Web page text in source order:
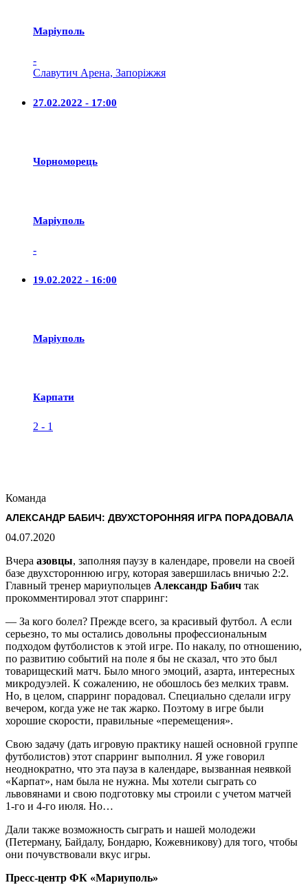
Маріуполь
-
Славутич Арена, Запоріжжя
27.02.2022 - 17:00
Чорноморець
Маріуполь
-
19.02.2022 - 16:00
Маріуполь
Карпати
2 - 1
Команда
АЛЕКСАНДР БАБИЧ: ДВУХСТОРОННЯЯ ИГРА ПОРАДОВАЛА
04.07.2020
Вчера азовцы, заполняя паузу в календаре, провели на своей
базе двухстороннюю игру, которая завершилась вничью 2:2.
Главный тренер мариупольцев Александр Бабич так
прокомментировал этот спарринг:
— За кого болел? Прежде всего, за красивый футбол. А если
серьезно, то мы остались довольны профессиональным
подходом футболистов к этой игре. По накалу, по отношению,
по развитию событий на поле я бы не сказал, что это был
товарищеский матч. Было много эмоций, азарта, интересных
микродуэлей. К сожалению, не обошлось без мелких травм.
Но, в целом, спарринг порадовал. Специально сделали игру
вечером, когда уже не так жарко. Поэтому в игре были
хорошие скорости, правильные «перемещения».
Свою задачу (дать игровую практику нашей основной группе
футболистов) этот спарринг выполнил. Я уже говорил
неоднократно, что эта пауза в календаре, вызванная неявкой
«Карпат», нам была не нужна. Мы хотели сыграть со
львовянами и свою подготовку мы строили с учетом матчей
1-го и 4-го июля. Но…
Дали также возможность сыграть и нашей молодежи
(Петерману, Байдалу, Бондарю, Кожевникову) для того, чтобы
они почувствовали вкус игры.
Пресс-центр ФК «Мариуполь»